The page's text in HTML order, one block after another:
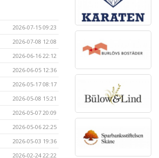
2026-07-15 09:23
2026-07-08 12:08
2026-06-16 22:12
2026-06-05 12:36
2026-05-17 08:17
2026-05-08 15:21
2026-05-07 20:09
2026-05-06 22:25
2026-05-03 19:36
2026-02-24 22:22